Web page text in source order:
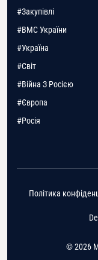
#Закупівлі
#ВМС України
#Україна
#Світ
#Війна З Росією
#Європа
#Росія
© 2026
Політика